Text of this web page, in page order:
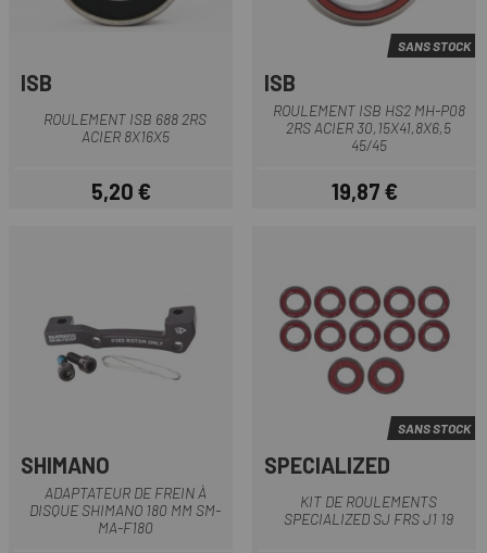
ISB
ROULEMENT ISB 688 2RS
ACIER 8X16X5
Prix
5,20 €
SANS STOCK
ISB
ROULEMENT ISB HS2 MH-P08
2RS ACIER 30,15X41,8X6,5
45/45
Prix
19,87 €
SHIMANO
ADAPTATEUR DE FREIN À
DISQUE SHIMANO 180 MM SM-
MA-F180
SANS STOCK
SPECIALIZED
KIT DE ROULEMENTS
SPECIALIZED SJ FRS J1 19